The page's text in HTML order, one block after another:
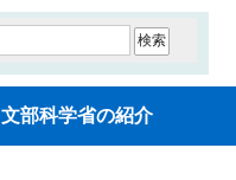
文部科学省の紹介